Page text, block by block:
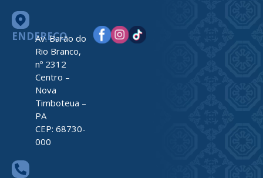
ENDEREÇO
Av. Barão do
Rio Branco,
nº 2312
Centro –
Nova
Timboteua –
PA
CEP: 68730-
000